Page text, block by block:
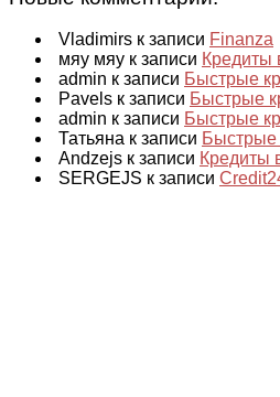
Vladimirs к записи Finanza
мяу мяу к записи Кредиты
admin к записи Быстрые
Pavels к записи Быстрые
admin к записи Быстрые
Татьяна к записи Быстрые
Andzejs к записи Кредиты
SERGEJS к записи